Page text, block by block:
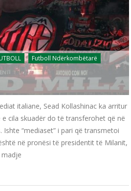
Futboll Ndërkombëtarë
italiane, Sead Kollashinac ka arritur
cila skuadër do të transferohet që në
“mediaset” i pari që transmetoi
në pronësi të presidentit të Milanit,
madje